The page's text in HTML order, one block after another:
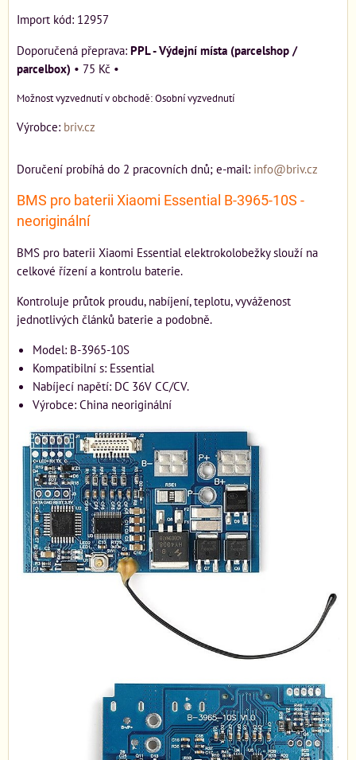
Import kód: 12957
PPL - Výdejní místa (parcelshop /
parcelbox) • 75 Kč •
Osobní vyzvednutí
Výrobce: briv.cz
Doručení probíhá do 2 pracovních dnů; e-mail: info@briv.cz
BMS pro baterii Xiaomi Essential B-3965-10S -
neoriginální
BMS pro baterii Xiaomi Essential elektrokolobežky slouží na
celkové řízení a kontrolu baterie.
Kontroluje průtok proudu, nabíjení, teplotu, vyváženost
jednotlivých článků baterie a podobně.
Model: B-3965-10S
Kompatibilní s: Essential
Nabíjecí napětí: DC 36V CC/CV.
Výrobce: China neoriginální